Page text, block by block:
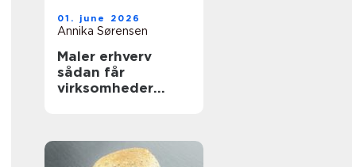
01. june 2026
Annika Sørensen
Maler erhverv
sådan får
virksomheder